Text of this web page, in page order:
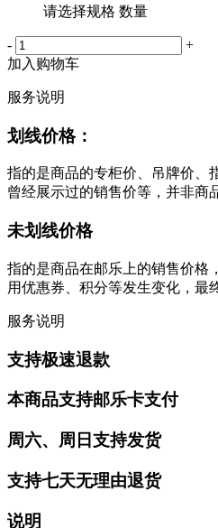
请选择规格 数量
-
+
加入购物车
服务说明
划线价格：
指的是商品的专柜价、吊牌价、
曾经展示过的销售价等，并非商
未划线价格
指的是商品在邮乐上的销售价格
用优惠券、积分等发生变化，最
服务说明
支持极速退款
本商品支持邮乐卡支付
周六、周日支持发货
支持七天无理由退货
说明